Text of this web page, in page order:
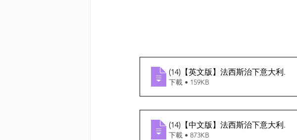
(14)【英文版】法西斯治下意大利.
下載 • 159KB
(14)【中文版】法西斯治下意大利.
下載 • 873KB